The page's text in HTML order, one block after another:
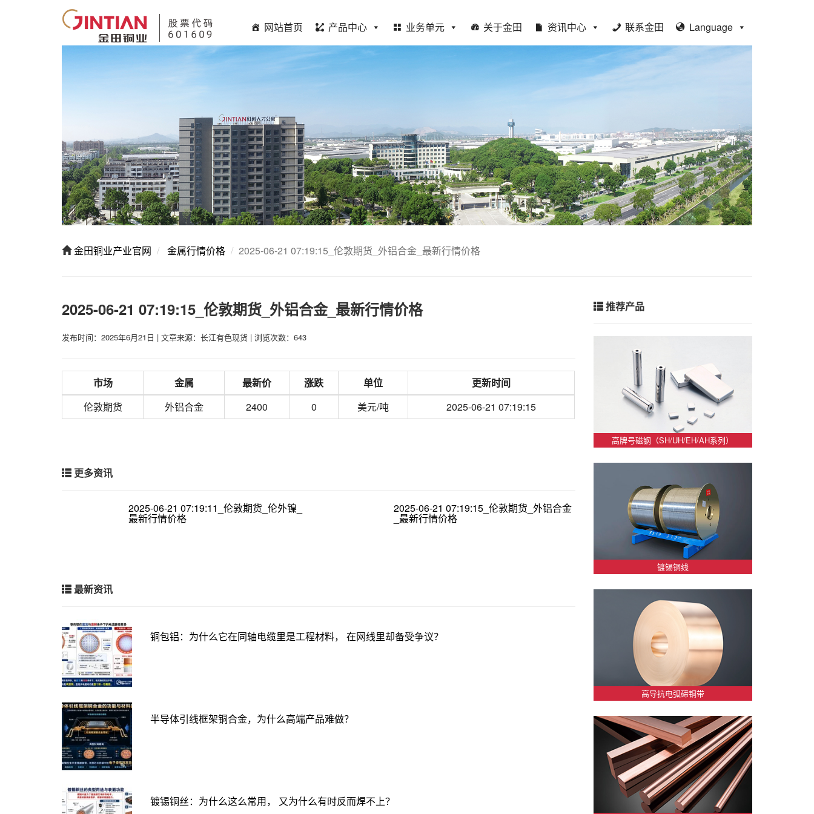
网站首页 产品中心 业务单元 关于金田 资讯中心 联系金田 Language
金田铜业产业官网 金属行情价格 2025-06-21 07:19:15_伦敦期货_外铝合金_最新行情价格
2025-06-21 07:19:15_伦敦期货_外铝合金_最新行情价格
发布时间：2025年6月21日 | 文章来源：长江有色现货 | 浏览次数：643
市场 金属 最新价 涨跌 单位
更新时间
伦敦期货
外铝合金 2400 0 美元/吨 2025-06-21 07:19:15
更多资讯
2025-06-21 07:19:11_伦敦期货_伦外镍_
最新行情价格
2025-06-21 07:19:15_伦敦期货_外铝合金
_最新行情价格
最新资讯
铜包铝：为什么它在同轴电缆里是工程材料， 在网线里却备受争议？
半导体引线框架铜合金，为什么高端产品难做？
镀锡铜丝：为什么这么常用， 又为什么有时反而焊不上？
推荐产品
高牌号磁钢（SH/UH/EH/AH系列）
镀锡铜线
高导抗电弧碲铜带